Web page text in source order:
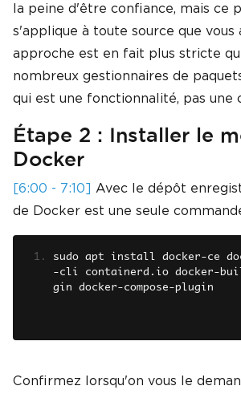
la peine d'être confiance, mais ce
s'applique à toute source que vous
approche est en fait plus stricte
nombreux gestionnaires de
qui est une fonctionnalité, pas une
Étape 2 : Installer le
Docker
[6:00 - 7:10] Avec le dépôt
de Docker est une seule
sudo apt install docker-ce
-cli containerd . io docker-
gin docker-compose-plugin
Confirmez lorsqu'on vous le